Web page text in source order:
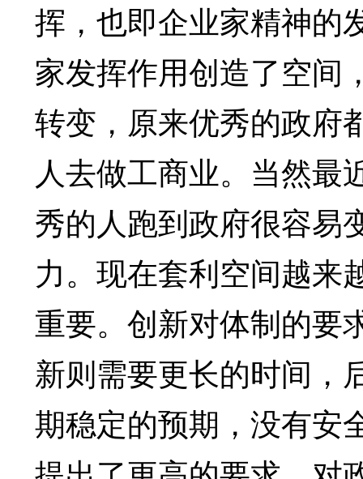
挥，也即企业家精神的
家发挥作用创造了空间
转变，原来优秀的政府
人去做工商业。当然最
秀的人跑到政府很容易
力。现在套利空间越来
重要。创新对体制的要
新则需要更长的时间，
期稳定的预期，没有安